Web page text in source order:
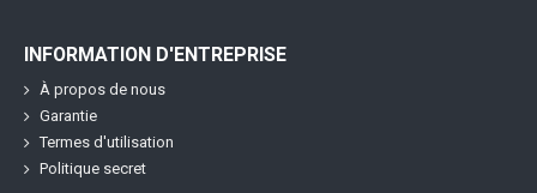
INFORMATION D'ENTREPRISE
À propos de nous
Garantie
Termes d'utilisation
Politique secret